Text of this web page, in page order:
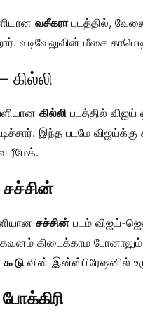
வசீகராபடத்தில்,
வடிவேலுவின் மீசை
கில்லி
கில்லி படத்தில் விஜய்
இந்த படமே
ரீமேக்.
சச்சின் படம் விஜய்-
கிடைக்காம
வின் இன்ஸ்பிரேஷனில்